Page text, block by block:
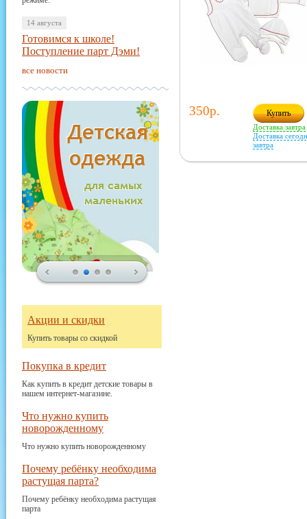
14 августа
Готовимся к школе!
Поступление парт Дэми!
все новости
Акции и скидки
Купить товары со скидкой
Покупка в кредит
Как купить в кредит детские товары в
нашем интернет-магазине.
Что нужно купить
новорожденному
Что нужно купить новорожденному
Почему ребёнку необходима
растущая парта?
Почему ребёнку необходима растущая
парта
350р. Купить
Доставка завтра
Доставка
завтра